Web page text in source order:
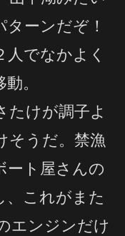
ーンだぞ！
でなかよく
。
たけが調子よ
そうだ。禁漁
ート屋さんの
、これがまた
エンジンだけ